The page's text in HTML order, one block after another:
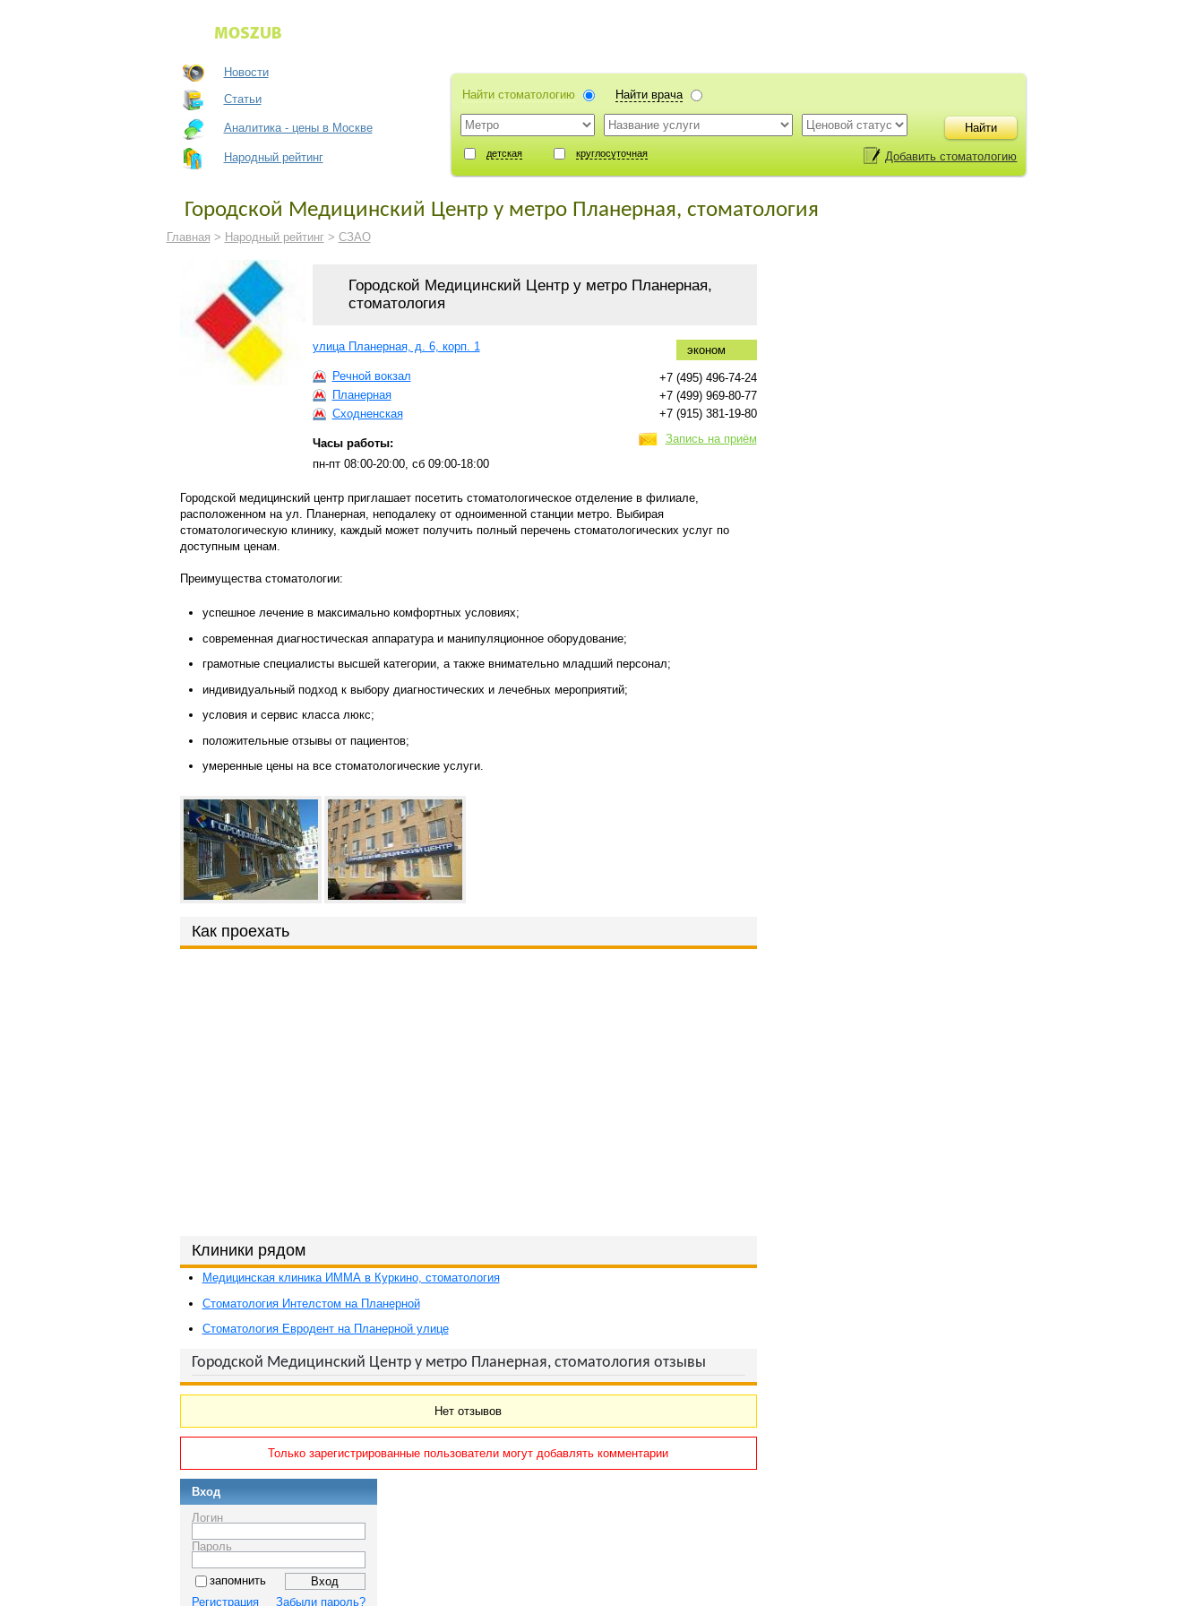
Новости
Статьи
Аналитика - цены в Москве
Народный рейтинг
Найти стоматологию Найти врача
детская круглосуточная Добавить стоматологию
Городской Медицинский Центр у метро Планерная, стоматология
Главная > Народный рейтинг> СЗАО
Городской Медицинский Центр у метро Планерная,
стоматология
эконом
улица Планерная, д. 6, корп. 1
Речной вокзал
Планерная
Сходненская
Часы работы:
пн-пт 08:00-20:00, сб 09:00-18:00
+7 (495) 496-74-24
+7 (499) 969-80-77
+7 (915) 381-19-80
Запись на приём
Городской медицинский центр приглашает посетить стоматологическое отделение в филиале,
расположенном на ул. Планерная, неподалеку от одноименной станции метро. Выбирая
стоматологическую клинику, каждый может получить полный перечень стоматологических услуг по
доступным ценам.
Преимущества стоматологии:
успешное лечение в максимально комфортных условиях;
современная диагностическая аппаратура и манипуляционное оборудование;
грамотные специалисты высшей категории, а также внимательно младший персонал;
индивидуальный подход к выбору диагностических и лечебных мероприятий;
условия и сервис класса люкс;
положительные отзывы от пациентов;
умеренные цены на все стоматологические услуги.
Как проехать
Клиники рядом
Медицинская клиника ИММА в Куркино, стоматология
Стоматология Интелстом на Планерной
Стоматология Евродент на Планерной улице
Городской Медицинский Центр у метро Планерная, стоматология отзывы
Нет отзывов
Только зарегистрированные пользователи могут добавлять комментарии
Вход
Логин
Пароль
запомнить
Регистрация
Забыли пароль?